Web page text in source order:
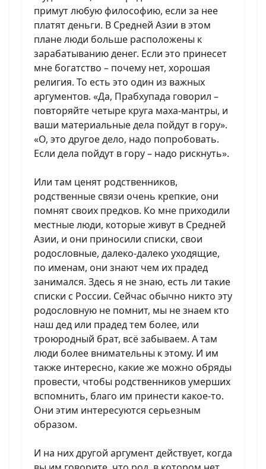
примут любую философию, если за нее
платят деньги. В Средней Азии в этом
плане люди больше расположены к
зарабатыванию денег. Если это принесет
мне богатство – почему нет, хорошая
религия. То есть это один из важных
аргументов. «Да, Прабхупада говорил –
повторяйте четыре круга маха-мантры, и
ваши материальные дела пойдут в гору».
«О, это другое дело, надо попробовать.
Если дела пойдут в гору – надо рискнуть».
Или там ценят родственников,
родственные связи очень крепкие, они
помнят своих предков. Ко мне приходили
местные люди, которые живут в Средней
Азии, и они приносили списки, свои
родословные, далеко-далеко уходящие,
по именам, они знают чем их прадед
занимался. Здесь я не знаю, есть ли такие
списки с России. Сейчас обычно никто эту
родословную не помнит, мы не знаем кто
наш дед или прадед тем более, или
троюродный брат, всё забываем. А там
люди более внимательны к этому. И им
также интересно, какие же можно обряды
провести, чтобы родственников умерших
вспомнить, благо им принести какое-то.
Они этим интересуются серьезным
образом.
И на них другой аргумент действует, когда